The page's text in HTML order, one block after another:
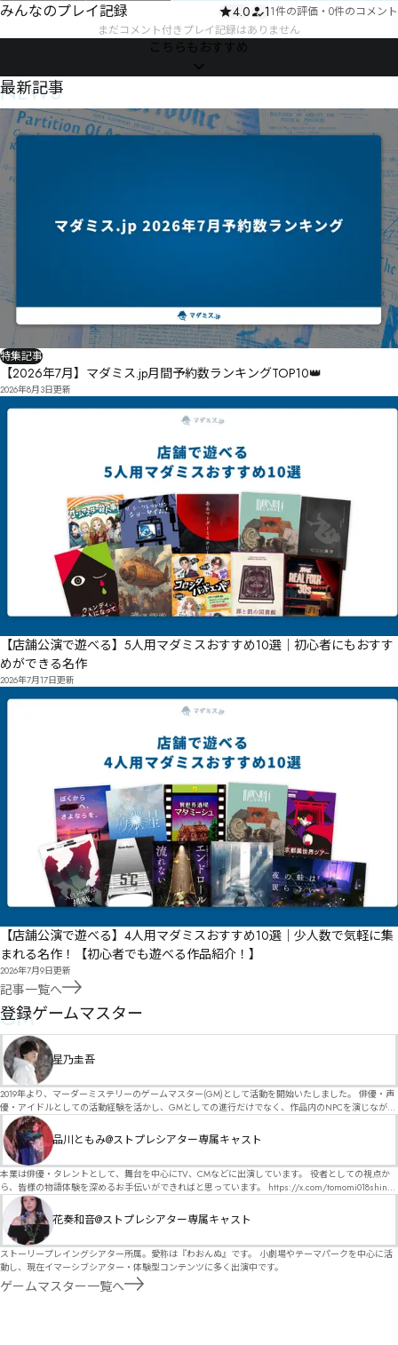
みんなのプレイ記録 4.0 11件の評価 ・ 0件のコメント
まだコメント付きプレイ記録はありません
こちらもおすすめ
NEWS
最新記事
特集記事
【2026年7月】マダミス.jp月間予約数ランキングTOP10👑
2026年8月3日更新
【店舗公演で遊べる】5人用マダミスおすすめ10選｜初心者にもおすす
めができる名作
2026年7月17日更新
【店舗公演で遊べる】4人用マダミスおすすめ10選｜少人数で気軽に集
まれる名作！【初心者でも遊べる作品紹介！】
2026年7月9日更新
記事一覧へ
GM
登録ゲームマスター
星乃圭吾
2019年より、マーダーミステリーのゲームマスター(GM)として活動を開始いたしました。 俳優・声
優・アイドルとしての活動経験を活かし、GMとしての進行だけでなく、作品内のNPCを演じなが
ら、お客様に物語の世界へ入り込んでいただくような演出・サービスを得意としています。 自分自
身でも作品制作を行っているので、作家さんが作品に込めた想いや意図を大切にしながら、その作
品の魅力をお客様に届けられるような公演を心がけています。 参加してくださる皆様がどんなエン
ディングを迎えるのか、どんな物語が生まれるのかを想像しながら、公演を進めていく時間が本当
に大好きです！ 対応可能作品は、オフライン（対面）作品のみとなります。 得意分野をひとつ挙げ
るなら恋愛もの（恋愛要素を含むシナリオ）ですが、ファンタジー、デスゲーム、青春ものなど、
ジャンルを問わず幅広く対応可能です！お任せください！ 《所属団体・店舗》 ★ Lanbelysma -ラン
ビリズマ- (代表・制作・GM) ★ ストーリープレイングシアター (GM) ★ フィネガンズ ウェイク
(GM)
品川ともみ@ストプレシアター専属キャスト
本業は俳優・タレントとして、舞台を中心にTV、CMなどに出演しています。 役者としての視点か
ら、皆様の物語体験を深めるお手伝いができればと思っています。 https://x.com/tomomi018shin?
s=11 活動内容はSNSにて投稿しています。 SPT所属。 ストーリープレイングシアター「星詠みの
標」にてGMデビュー。 ボードゲーム×体感型演劇 イマーシブカフェ「コアクト」(不定期開催)出
演中。
花奏和音@ストプレシアター専属キャスト
ストーリープレイングシアター所属。愛称は『わおんぬ』です。 小劇場やテーマパークを中心に活
動し、現在イマーシブシアター・体験型コンテンツに多く出演中です。
ゲームマスター一覧へ